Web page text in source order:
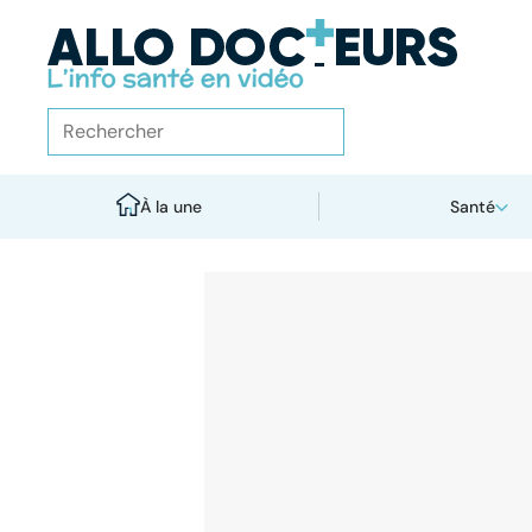
À la une Santé